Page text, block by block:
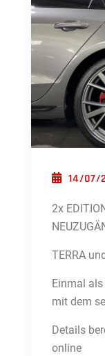
14/07/
2x
TERRA
Einmal
mit dem
Details
online